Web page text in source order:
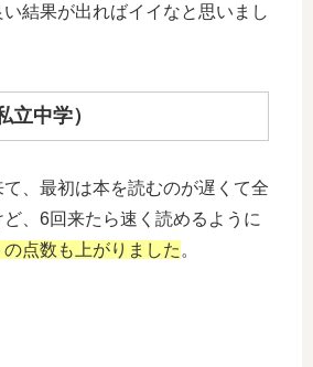
結果が出ればイイなと思いまし
立中学）
、最初は本を読むのが遅くて全
、6回来たら速く読めるように
の点数も上がりました。